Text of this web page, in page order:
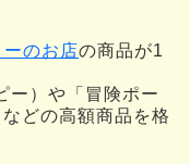
ーのお店の商品が1
ー）や「冒険ポー
どの高額商品を格